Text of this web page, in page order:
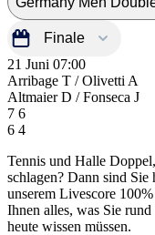
21 Juni 07:00
Arribage T / Olivetti A
Altmaier D / Fonseca J
7 6
6 4
Tennis und Halle
schlagen? Dann sind
unserem Livescore
Ihnen alles, was Sie
heute wissen müssen.